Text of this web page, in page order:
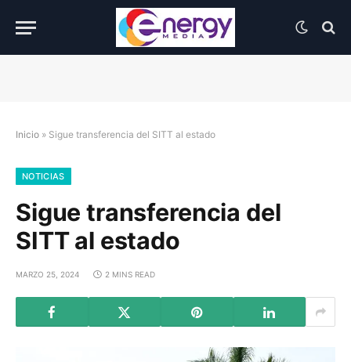
Inicio » Sigue transferencia del SITT al estado
NOTICIAS
Sigue transferencia del
SITT al estado
MARZO 25, 2024 2 MINS READ